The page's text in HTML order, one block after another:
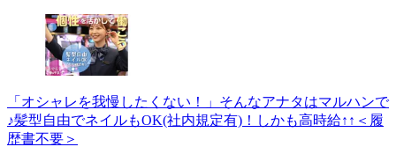
「オシャレを我慢したくない！」そんなアナタはマルハンで
♪髪型自由でネイルもOK(社内規定有)！しかも高時給↑↑＜履
歴書不要＞